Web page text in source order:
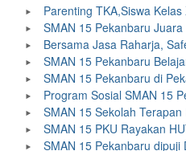
Parenting TKA,Siswa
SMAN 15 Pekanbaru
Bersama Jasa Raharja,
SMAN 15 Pekanbaru
SMAN 15 Pekanbaru di
Program Sosial SMAN 15
SMAN 15 Sekolah Terapan
SMAN 15 PKU Rayakan
SMAN 15 Pekanbaru dipuji